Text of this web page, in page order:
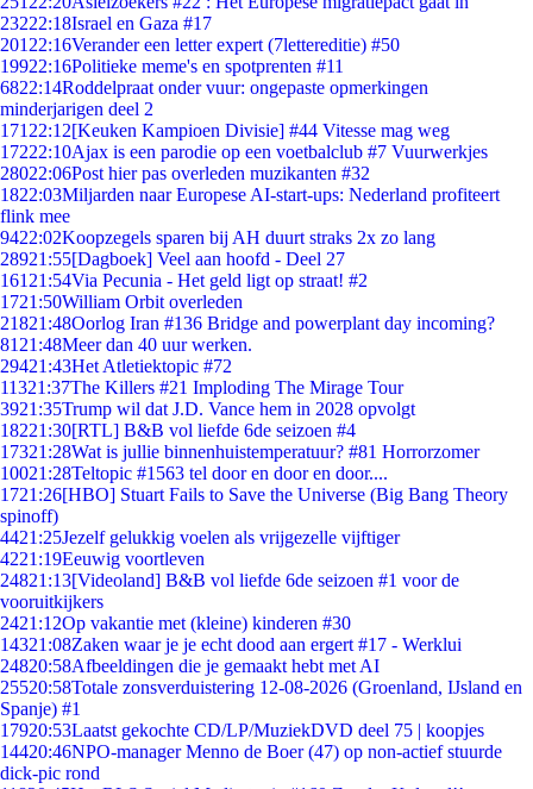
23222:18Israel en Gaza #17
201 22:16Verander een letter expert (7lettereditie) #50
19922:16Politieke meme's en spotprenten #11
6822:14Roddelpraat onder vuur: ongepaste opmerkingen
minderjarigen deel 2
171 22:12[Keuken Kampioen Divisie] #44 Vitesse mag weg
17222:10Ajax is een parodie op een voetbalclub #7 Vuurwerkjes
28022:06Post hier pas overleden muzikanten #32
1822:03Miljarden naar Europese AI-start-ups: Nederland profiteert
flink mee
9422:02Koopzegels sparen bij AH duurt straks 2x zo lang
28921:55[Dagboek] Veel aan hoofd - Deel 27
161 21:54Via Pecunia - Het geld ligt op straat! #2
1721:50William Orbit overleden
21821:48Oorlog Iran #136 Bridge and powerplant day incoming?
81 21:48Meer dan 40 uur werken.
29421:43Het Atletiektopic #72
11321:37The Killers #21 Imploding The Mirage Tour
3921:35Trump wil dat J.D. Vance hem in 2028 opvolgt
18221:30[RTL] B&B vol liefde 6de seizoen #4
17321:28Wat is jullie binnenhuistemperatuur? #81 Horrorzomer
10021:28Teltopic #1563 tel door en door en door....
1721:26[HBO] Stuart Fails to Save the Universe (Big Bang Theory
spinoff)
4421:25Jezelf gelukkig voelen als vrijgezelle vijftiger
4221:19Eeuwig voortleven
24821:13[Videoland] B&B vol liefde 6de seizoen #1 voor de
vooruitkijkers
2421:12Op vakantie met (kleine) kinderen #30
14321:08Zaken waar je je echt dood aan ergert #17 - Werklui
24820:58Afbeeldingen die je gemaakt hebt met AI
25520:58Totale zonsverduistering 12-08-2026 (Groenland, IJsland en
Spanje) #1
17920:53Laatst gekochte CD/LP/MuziekDVD deel 75 | koopjes
14420:46NPO-manager Menno de Boer (47) op non-actief stuurde
dick-pic rond